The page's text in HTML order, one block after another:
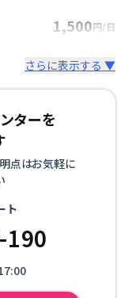
1,500円/日
さらに表示する ▼
ターを
点はお気軽に
ト
190